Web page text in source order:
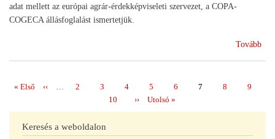
adat mellett az európai agrár-érdekképviseleti szervezet, a COPA-
COGECA állásfoglalást ismertetjük.
Tovább
Első
« Első
Előző
‹‹ … Page
2 Page
3 Page
4 Page
5 Page
6 Page
7 Page
8 Page
9
Page
10
Következő
oldal
››
Utolsó
oldal
Utolsó »
Keresés a weboldalon